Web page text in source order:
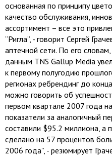
основанная по принципу
качество обслуживания,
ассортимент – все это
“Ригла”, - говорит Сергей
аптечной сети. По его
данным TNS Gallup Media
к первому полугодию
регионах ребрендинг до
можно говорить об
первом квартале 2007 года
показатели за аналогичный
составили $95.2 миллиона, а
сделано на 57 процентов
2006 года”, - резюмирует